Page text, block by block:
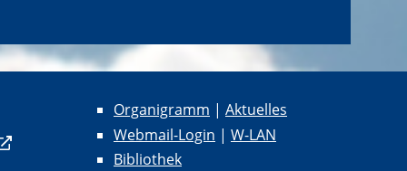
Organigramm | Aktuelles
Webmail-Login | W-LAN
Bibliothek